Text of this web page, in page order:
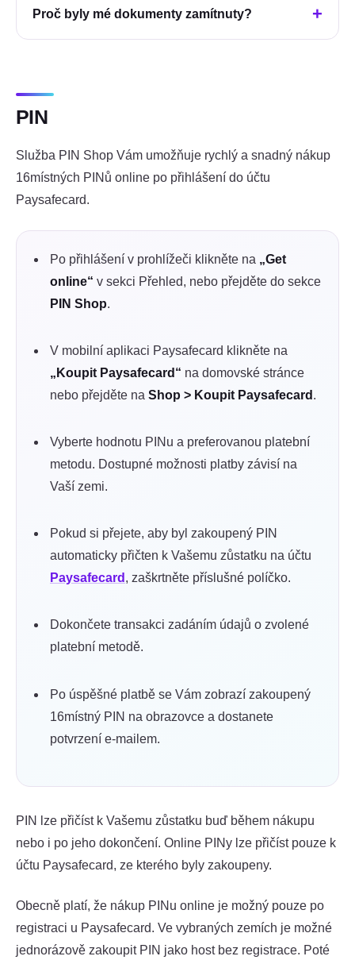
Proč byly mé dokumenty zamítnuty?
PIN
Služba PIN Shop Vám umožňuje rychlý a snadný nákup
16místných PINů online po přihlášení do účtu
Paysafecard.
Po přihlášení v prohlížeči klikněte na „Get
online“ v sekci Přehled, nebo přejděte do sekce
PIN Shop.
V mobilní aplikaci Paysafecard klikněte na
„Koupit Paysafecard“ na domovské stránce
nebo přejděte na Shop > Koupit Paysafecard .
Vyberte hodnotu PINu a preferovanou platební
metodu. Dostupné možnosti platby závisí na
Vaší zemi.
Pokud si přejete, aby byl zakoupený PIN
automaticky přičten k Vašemu zůstatku na účtu
Paysafecard , zaškrtněte příslušné políčko.
Dokončete transakci zadáním údajů o zvolené
platební metodě.
Po úspěšné platbě se Vám zobrazí zakoupený
16místný PIN na obrazovce a dostanete
potvrzení e-mailem.
PIN lze přičíst k Vašemu zůstatku buď během nákupu
nebo i po jeho dokončení. Online PINy lze přičíst pouze k
účtu Paysafecard, ze kterého byly zakoupeny.
Obecně platí, že nákup PINu online je možný pouze po
registraci u Paysafecard. Ve vybraných zemích je možné
jednorázově zakoupit PIN jako host bez registrace. Poté